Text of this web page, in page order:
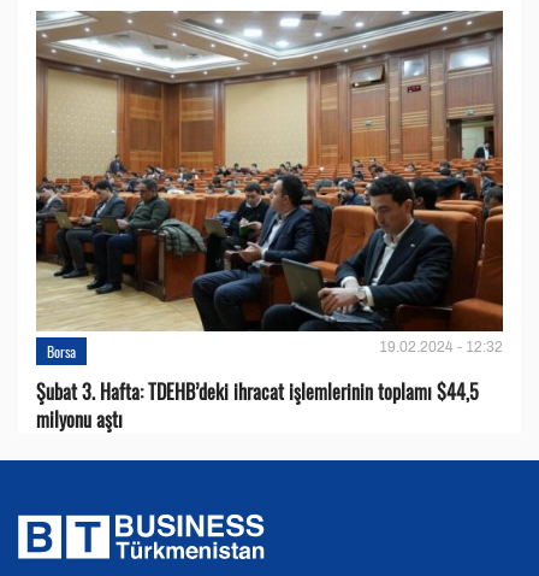
Borsa 19.02.2024 - 12:32
Şubat 3. Hafta: TDEHB’deki ihracat işlemlerinin toplamı $44,5
milyonu aştı